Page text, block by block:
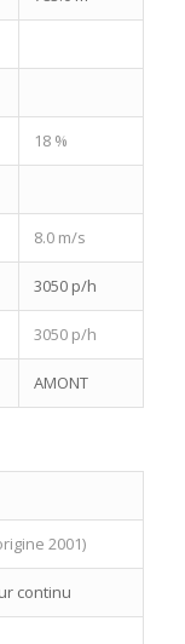
18 %
8.0 m/s
3050 p/h
3050 p/h
AMONT
2001)
continu